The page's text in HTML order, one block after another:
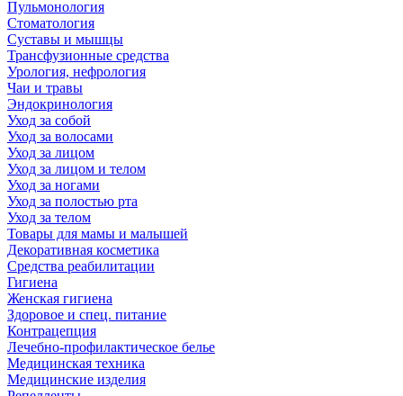
Пульмонология
Стоматология
Суставы и мышцы
Трансфузионные средства
Урология, нефрология
Чаи и травы
Эндокринология
Уход за собой
Уход за волосами
Уход за лицом
Уход за лицом и телом
Уход за ногами
Уход за полостью рта
Уход за телом
Товары для мамы и малышей
Декоративная косметика
Средства реабилитации
Гигиена
Женская гигиена
Здоровое и спец. питание
Контрацепция
Лечебно-профилактическое белье
Медицинская техника
Медицинские изделия